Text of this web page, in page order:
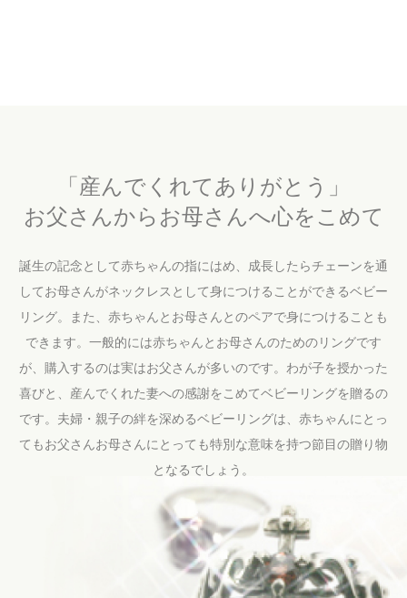
「産んでくれてありがとう」
お父さんからお母さんへ心をこめて
誕生の記念として赤ちゃんの指にはめ、 成長したらチェーンを通
してお母さんがネックレスとして身につけることができるベビー
リング。
また、赤ちゃんとお母さんとのペアで身につけることも
できます。 一般的には赤ちゃんとお母さんのためのリングです
が、購入するのは実はお父さんが多いのです。 わが子を授かった
喜びと、産んでくれた妻への感謝をこめてベビーリングを贈るの
です。 夫婦・親子の絆を深めるベビーリングは、赤ちゃんにとっ
てもお父さんお母さんにとっても特別な意味を持つ節目の贈り物
となるでしょう。